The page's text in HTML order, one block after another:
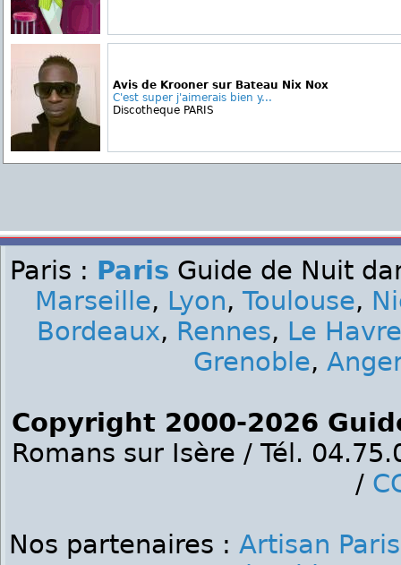
Avis de Krooner sur Bateau Nix Nox
C'est super j'aimerais bien y...
Discotheque PARIS
Paris : Paris Guide de Nuit
Marseille, Lyon, Toulouse,
Bordeaux, Rennes, Le Havre
Grenoble,
Copyright 2000-2026
Romans sur Isère / Tél.
/
Nos partenaires : Artisan Paris